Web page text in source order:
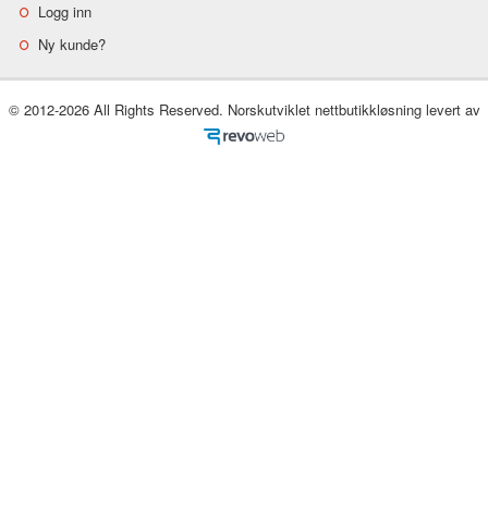
Logg inn
Ny kunde?
© 2012-2026 All Rights Reserved. Norskutviklet nettbutikkløsning levert av